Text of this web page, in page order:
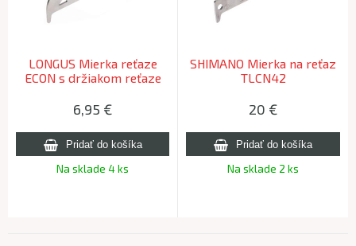
LONGUS Mierka reťaze
ECON s držiakom reťaze
6,95 €
Na sklade 4 ks
SHIMANO Mierka na reťaz
TLCN42
20 €
Na sklade 2 ks